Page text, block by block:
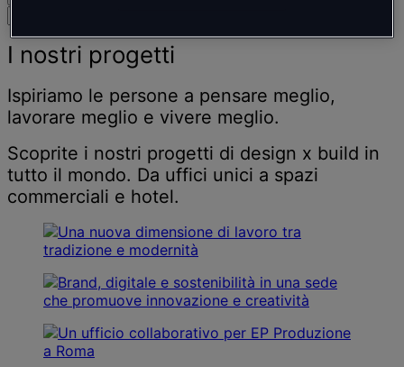
persone,
luoghi,
notizie
e
approfondimenti
I nostri progetti
Ispiriamo le persone a pensare meglio,
lavorare meglio e vivere meglio.
Scoprite i nostri progetti di design x build in
tutto il mondo. Da uffici unici a spazi
commerciali e hotel.